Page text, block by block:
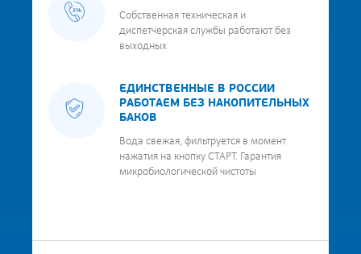
Собственная техническая и
диспетчерская службы работают без
выходных
ЕДИНСТВЕННЫЕ В РОССИИ
РАБОТАЕМ БЕЗ НАКОПИТЕЛЬНЫХ
БАКОВ
Вода свежая, фильтруется в момент
нажатия на кнопку СТАРТ. Гарантия
микробиологической чистоты